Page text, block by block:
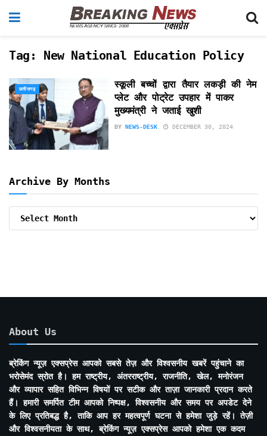
Tag: New National Education Policy
छत्तीसगढ़
स्कूली बच्चों द्वारा तैयार लकड़ी की नेम
प्लेट और पोट्रेट उपहार में पाकर
मुख्यमंत्री ने जताई खुशी
BY NEWS-DESK DECEMBER 30, 2024
Archive By Months
About Us
ब्रेकिंग न्यूज़ एक्सप्रेस आपको सबसे तेज़ और विश्वसनीय खबरें पहुंचाने का
भरोसेमंद स्रोत है। हम राष्ट्रीय, अंतरराष्ट्रीय, राजनीति, खेल, मनोरंजन
और व्यापार सहित विभिन्न विषयों पर सटीक और ताज़ा जानकारी प्रदान करते
हैं। हमारी समर्पित टीम आपको निष्पक्ष, विश्वसनीय और समय पर अपडेट देने
के लिए प्रतिबद्ध है, ताकि आप हर महत्वपूर्ण घटना से हमेशा जुड़े रहें। तेज़ी
और विश्वसनीयता के साथ, ब्रेकिंग न्यूज़ एक्सप्रेस आपको हमेशा एक कदम